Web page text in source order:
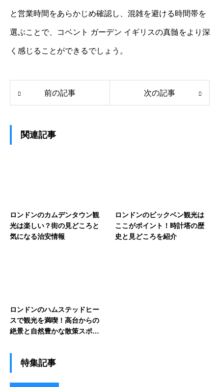
と営業時間をあらかじめ確認し、混雑を避ける時間帯を
選ぶことで、コベント ガーデン イギリスの真髄をより深
く感じることができるでしょう。
前の記事 次の記事
関連記事
ロンドンのカムデンタウン観
光は楽しい？街の見どころと
気になる治安情報
ロンドンのビックベン観光は
ここがポイント！時計塔の歴
史と見どころを紹介
ロンドンのハムステッドヒー
スで観光を満喫！高台からの
絶景と自然豊かな散策スポッ
特集記事